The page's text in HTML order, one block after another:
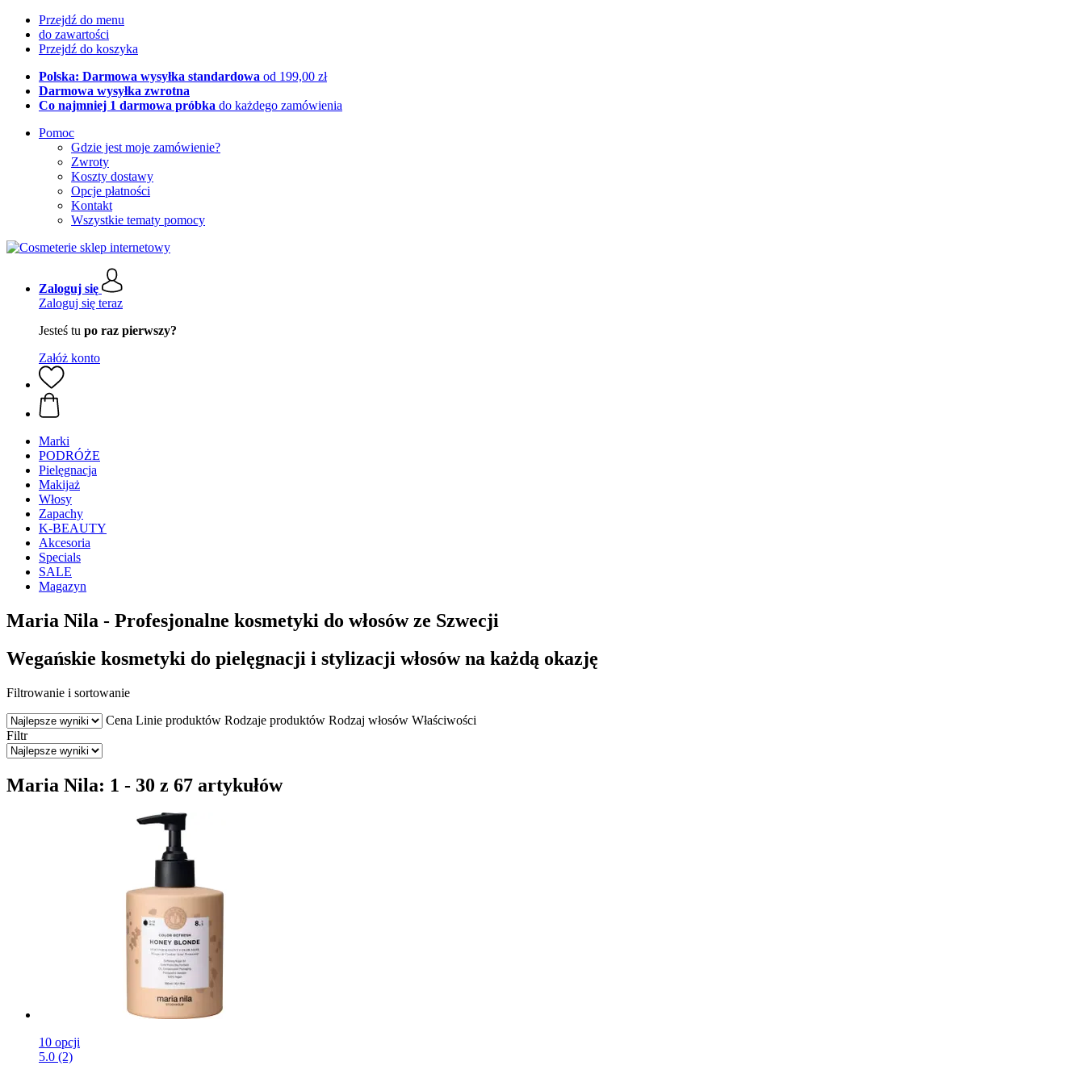
Przejdź do menu
do zawartości
Przejdź do koszyka
Polska: Darmowa wysyłka standardowa od 199,00 zł
Darmowa wysyłka zwrotna
Co najmniej 1 darmowa próbka do każdego zamówienia
Pomoc
Gdzie jest moje zamówienie?
Zwroty
Koszty dostawy
Opcje płatności
Kontakt
Wszystkie tematy pomocy
Zaloguj się
Zaloguj się teraz
Jesteś tu po raz pierwszy?
Załóż konto
Marki
PODRÓŻE
Pielęgnacja
Makijaż
Włosy
Zapachy
K-BEAUTY
Akcesoria
Specials
SALE
Magazyn
Maria Nila - Profesjonalne kosmetyki do włosów ze Szwecji
Wegańskie kosmetyki do pielęgnacji i stylizacji włosów na każdą okazję
Filtrowanie i sortowanie
Cena Linie produktów Rodzaje produktów Rodzaj włosów Właściwości
Filtr
Maria Nila: 1 - 30 z 67 artykułów
10 opcji
5.0 (2)